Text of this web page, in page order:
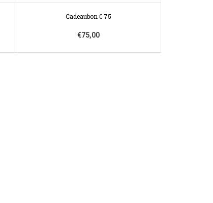
Cadeaubon € 75
€75,00